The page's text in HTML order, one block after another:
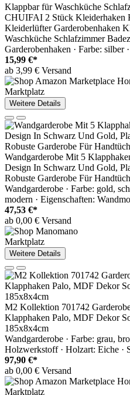
CHUIFAI 2 Stück Kleiderhaken
Kleiderlüfter Garderobenhaken
Waschküche Schlafzimmer
Garderobenhaken · Farbe: silber
15,99 €*
ab 3,99 € Versand
Marktplatz
Weitere Details
Wandgarderobe Mit 5
Design In Schwarz Und Gold,
Robuste Garderobe Für
Wandgarderobe · Farbe: gold,
modern · Eigenschaften:
47,53 €*
ab 0,00 € Versand
Marktplatz
Weitere Details
M2 Kollektion 701742
Klapphaken Palo, MDF Dekor
185x8x4cm
Wandgarderobe · Farbe: grau,
Holzwerkstoff · Holzart: Eiche ·
97,90 €*
ab 0,00 € Versand
Marktplatz